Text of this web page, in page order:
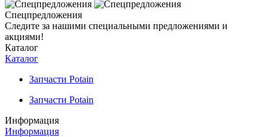
Спецпредложения
Следите за нашими специальными предложениями и
акциями!
Каталог
Каталог
Запчасти Potain
Запчасти Potain
Информация
Информация